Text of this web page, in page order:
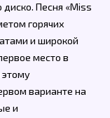
диско. Песня «Miss
горячих
и широкой
место в
этому
варианте на
и